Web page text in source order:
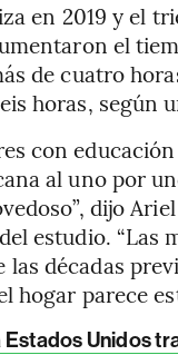
en 2019 y el
el
de cuatro
horas, según
con
al uno por
dijo
estudio. “Las
décadas
hogar parece
Estados Unidos